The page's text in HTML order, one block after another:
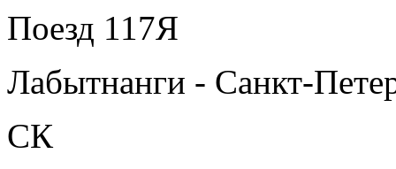
Поезд 117Я
Лабытнанги - Санкт-
СК